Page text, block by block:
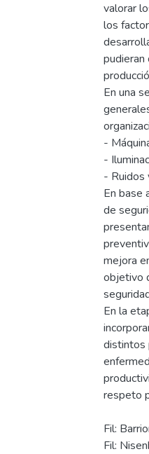
valorar
los
En una
-
-
- Ruidos
En base
de
mejora
objetivo
En la
distintos
Fil:
Fil: